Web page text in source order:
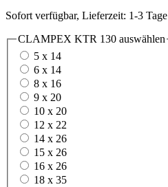
Sofort verfügbar, Lieferzeit: 1-3 Tage
CLAMPEX KTR 130 auswählen
5 x 14
6 x 14
8 x 16
9 x 20
10 x 20
12 x 22
14 x 26
15 x 26
16 x 26
18 x 35